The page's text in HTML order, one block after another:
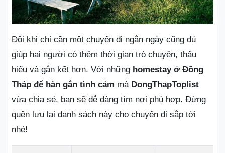
Đôi khi chỉ cần một chuyến đi ngắn ngày cũng đủ
giúp hai người có thêm thời gian trò chuyện, thấu
hiểu và gắn kết hơn. Với những homestay ở Đồng
Tháp để hàn gắn tình cảm mà DongThapToplist
vừa chia sẻ, bạn sẽ dễ dàng tìm nơi phù hợp. Đừng
quên lưu lại danh sách này cho chuyến đi sắp tới
nhé!